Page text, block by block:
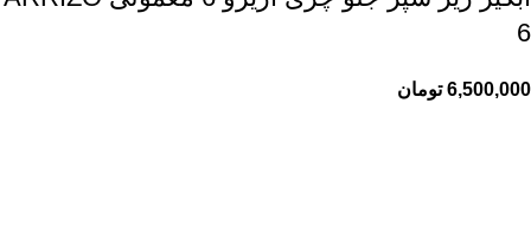
6
6,500,000 تومان